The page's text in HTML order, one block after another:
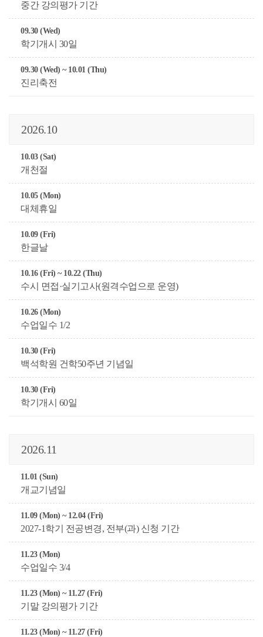
중간 강의평가 기간
09.30 (Wed)
학기개시 30일
09.30 (Wed) ~ 10.01 (Thu)
진리축전
2026.10
10.03 (Sat)
개천절
10.05 (Mon)
대체휴일
10.09 (Fri)
한글날
10.16 (Fri) ~ 10.22 (Thu)
수시 면접·실기고사(원격수업으로 운영)
10.26 (Mon)
수업일수 1/2
10.30 (Fri)
백석학원 건학50주년 기념일
10.30 (Fri)
학기개시 60일
2026.11
11.01 (Sun)
개교기념일
11.09 (Mon) ~ 12.04 (Fri)
2027-1학기 전공변경, 전부(과) 신청 기간
11.23 (Mon)
수업일수 3/4
11.23 (Mon) ~ 11.27 (Fri)
기말 강의평가 기간
11.23 (Mon) ~ 11.27 (Fri)